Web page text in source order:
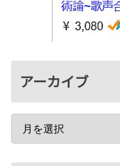
アーカイブ